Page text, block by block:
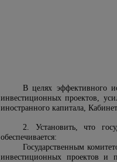
В целях эффективного
инвестиционных проектов,
иностранного капитала,
2. Установить, что
обеспечивается:
Государственным
инвестиционных проектов и